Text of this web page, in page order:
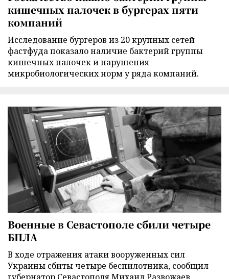
кишечных палочек в бургерах пяти
компаний
Исследование бургеров из 20 крупных сетей
фастфуда показало наличие бактерий группы
кишечных палочек и нарушения
микробиологических норм у ряда компаний.
Военные в Севастополе сбили четыре
БПЛА
В ходе отражения атаки вооруженных сил
Украины сбиты четыре беспилотника, сообщил